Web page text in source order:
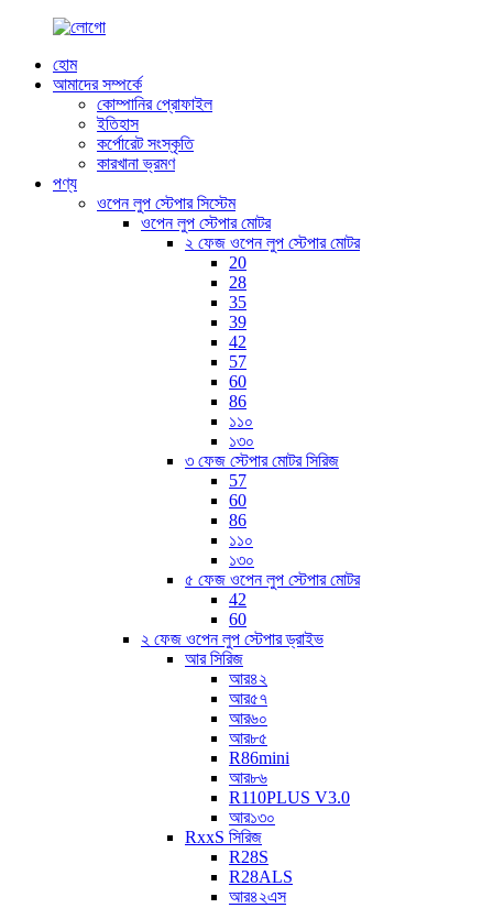
হোম
আমাদের সম্পর্কে
কোম্পানির প্রোফাইল
ইতিহাস
কর্পোরেট সংস্কৃতি
কারখানা ভ্রমণ
পণ্য
ওপেন লুপ স্টেপার সিস্টেম
ওপেন লুপ স্টেপার মোটর
২ ফেজ ওপেন লুপ স্টেপার মোটর
20
28
35
39
42
57
60
86
১১০
১৩০
৩ ফেজ স্টেপার মোটর সিরিজ
57
60
86
১১০
১৩০
৫ ফেজ ওপেন লুপ স্টেপার মোটর
42
60
২ ফেজ ওপেন লুপ স্টেপার ড্রাইভ
আর সিরিজ
আর৪২
আর৫৭
আর৬০
আর৮৫
R86mini
আর৮৬
R110PLUS V3.0
আর১৩০
RxxS সিরিজ
R28S
R28ALS
আর৪২এস